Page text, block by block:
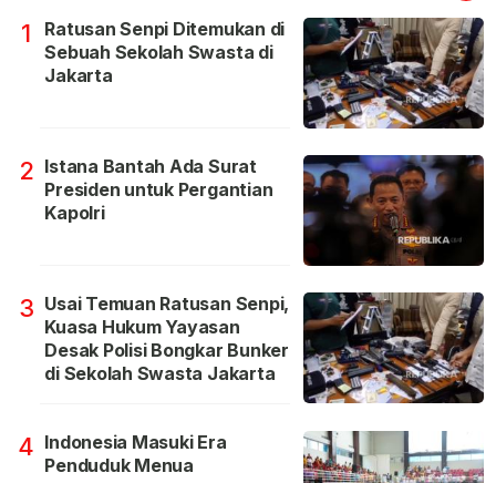
1
Ratusan Senpi Ditemukan di
Sebuah Sekolah Swasta di
Jakarta
2 Istana Bantah Ada Surat
Presiden untuk Pergantian
Kapolri
3 Usai Temuan Ratusan Senpi,
Kuasa Hukum Yayasan
Desak Polisi Bongkar Bunker
di Sekolah Swasta Jakarta
4 Indonesia Masuki Era
Penduduk Menua